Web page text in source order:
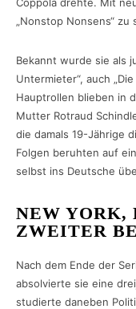
„Nonstop Nonsens“ zu
Bekannt wurde sie als
Untermieter“, auch
Hauptrollen blieben in
Mutter Rotraud
die damals 19-Jährige
Folgen beruhten auf
selbst ins Deutsche
NEW YORK,
ZWEITER
Nach dem Ende der
absolvierte sie eine
studierte daneben